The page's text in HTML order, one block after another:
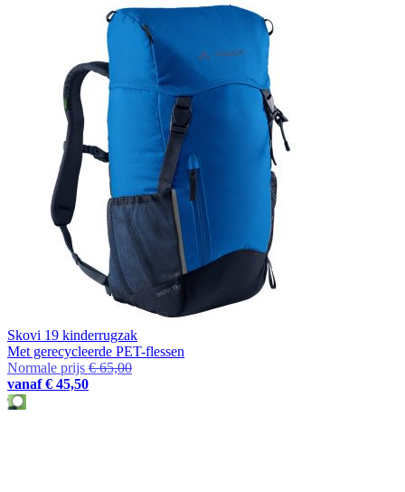
Skovi 19 kinderrugzak
Met gerecycleerde PET-flessen
Normale prijs € 65,00
vanaf € 45,50